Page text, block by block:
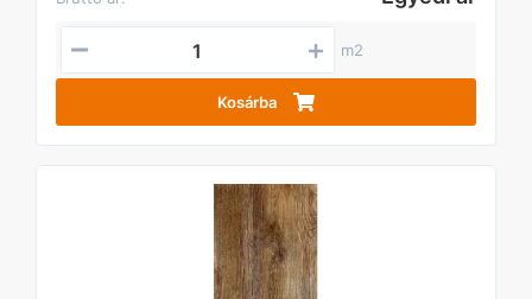
m2
Kosárba